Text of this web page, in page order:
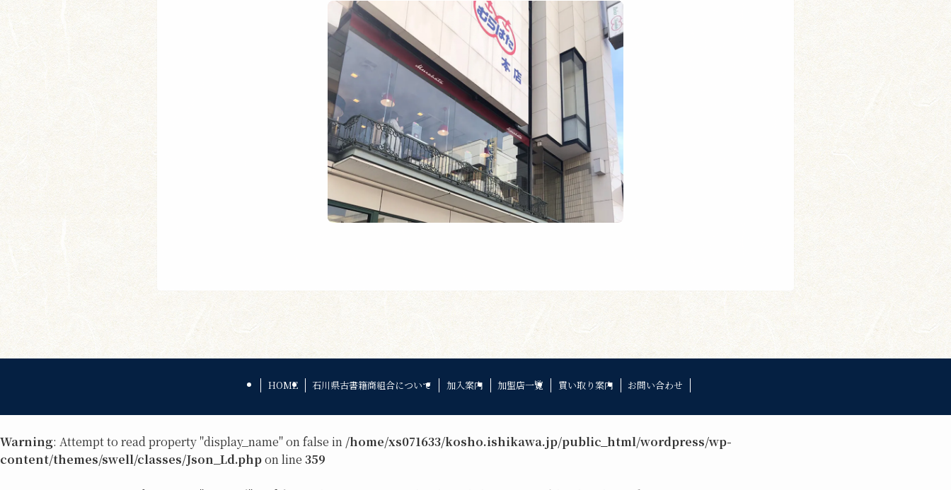
HOME 石川県古書籍商組合について 加入案内 加盟店一覧 買い取り案内 お問い合わせ
Warning: Attempt to read property "display_name" on false in /home/xs071633/kosho.ishikawa.jp/public_html/wordpress/wp-
content/themes/swell/classes/Json_Ld.phpon line 359